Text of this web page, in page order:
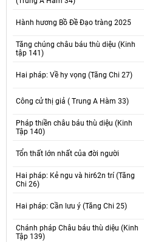
Hành hương Bồ Đề Đạo tràng 2025
Tăng chúng châu báu thù diệu (Kinh
tập 141)
Hai pháp: Về hy vọng (Tăng Chi 27)
Công cử thị giả ( Trung A Hàm 33)
Pháp thiền châu báu thù diệu (Kinh
Tập 140)
Tổn thất lớn nhất của đời người
Hai pháp: Kẻ ngu và hir62n trí (Tăng
Chi 26)
Hai pháp: Cần lưu ý (Tăng Chi 25)
Chánh pháp Châu báu thù diệu (Kinh
Tập 139)